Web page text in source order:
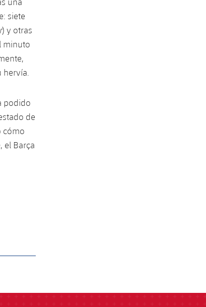
siete
) y otras
minuto
hervía.
podido
de
cómo
el Barça